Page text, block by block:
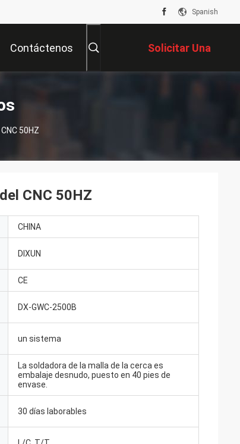
Spanish
Contáctenos Solicitar Una
Cotización
50HZ
CNC 50HZ
CHINA
DIXUN
CE
DX-GWC-2500B
un sistema
La soldadora de la malla de la cerca es
embalaje desnudo, puesto en 40 pies de
envase.
30 días laborables